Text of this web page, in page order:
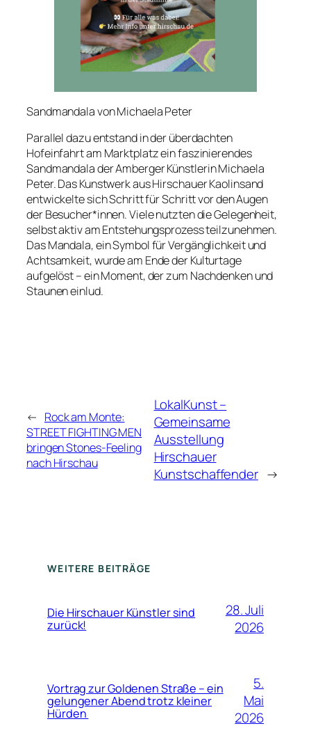
Sandmandala von Michaela Peter
Parallel dazu entstand in der überdachten
Hofeinfahrt am Marktplatz ein faszinierendes
Sandmandala der Amberger Künstlerin Michaela
Peter. Das Kunstwerk aus Hirschauer Kaolinsand
entwickelte sich Schritt für Schritt vor den Augen
der Besucher*innen. Viele nutzten die Gelegenheit,
selbst aktiv am Entstehungsprozess teilzunehmen.
Das Mandala, ein Symbol für Vergänglichkeit und
Achtsamkeit, wurde am Ende der Kulturtage
aufgelöst – ein Moment, der zum Nachdenken und
Staunen einlud.
← Rock am Monte:
STREET FIGHTING MEN
bringen Stones-Feeling
nach Hirschau
LokalKunst –
Gemeinsame
Ausstellung
Hirschauer
Kunstschaffender →
WEITERE BEITRÄGE
Die Hirschauer Künstler sind
zurück!
28. Juli
2026
Vortrag zur Goldenen Straße – ein
gelungener Abend trotz kleiner
Hürden
5.
Mai
2026